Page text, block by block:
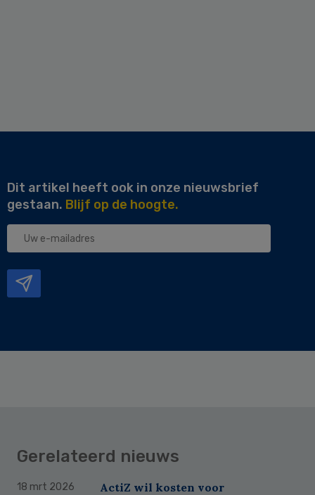
Dit artikel heeft ook in onze nieuwsbrief
gestaan. Blijf op de hoogte.
Uw
Gerelateerd nieuws
18 mrt 2026
ActiZ wil kosten voor